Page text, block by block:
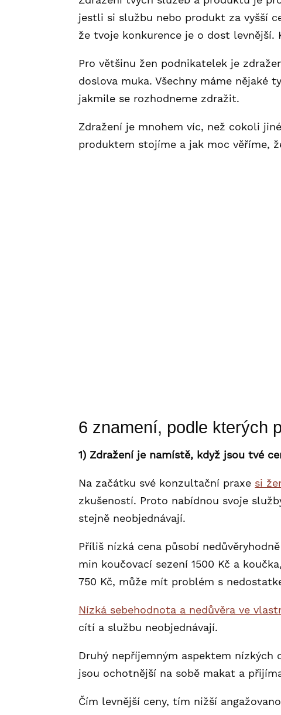
jestli si službu nebo produkt za vyšší
že tvoje konkurence je o dost levnější.
Pro většinu žen podnikatelek je
doslova muka. Všechny máme nějaké
jakmile se rozhodneme zdražit.
Zdražení je mnohem víc, než cokoli
produktem stojíme a jak moc věříme,
6 znamení, podle kterých
1) Zdražení je namístě, když jsou tvé
Na začátku své konzultační praxe si
zkušeností. Proto nabídnou svoje
stejně neobjednávají.
Příliš nízká cena působí
min koučovací sezení 1500 Kč a
750 Kč, může mít problém s
Nízká sebehodnota a nedůvěra ve
cítí a službu neobjednávají.
Druhý nepříjemným aspektem
jsou ochotnější na sobě makat a
Čím levnější ceny, tím nižší